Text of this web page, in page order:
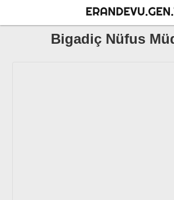
Bigadiç Nüfus